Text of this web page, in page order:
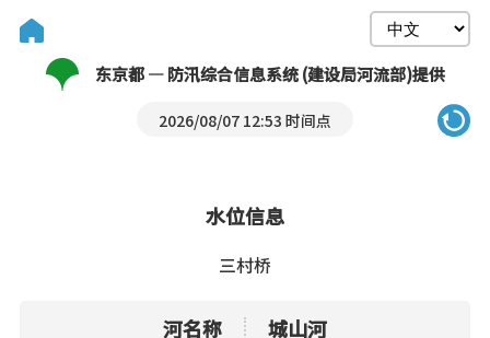
东京都 — 防汛综合信息系统 (建设局河流部)提供
2026/08/07 12:53 时间点
水位信息
三村桥
河名称 城山河